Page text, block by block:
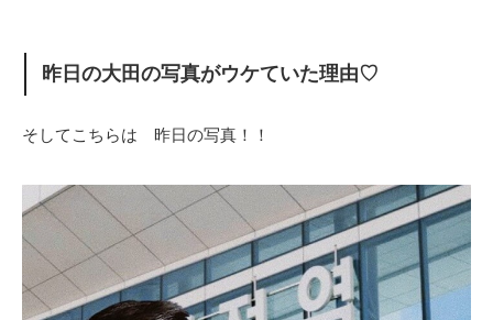
昨日の大田の写真がウケていた理由♡
そしてこちらは 昨日の写真！！